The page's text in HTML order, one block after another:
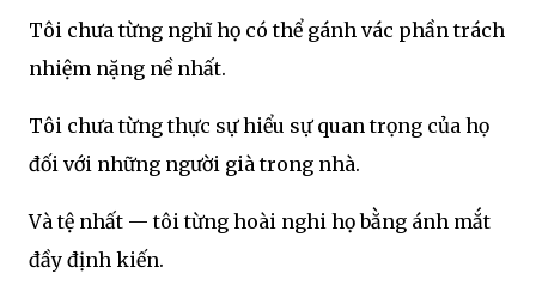
Tôi chưa từng nghĩ họ có thể gánh vác phần trách
nhiệm nặng nề nhất.
Tôi chưa từng thực sự hiểu sự quan trọng của họ
đối với những người già trong nhà.
Và tệ nhất — tôi từng hoài nghi họ bằng ánh mắt
đầy định kiến.